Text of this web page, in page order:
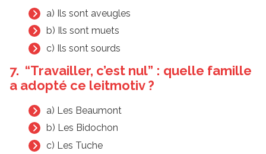
a) Ils sont aveugles
b) Ils sont muets
c) Ils sont sourds
7. “Travailler, c’est nul” : quelle famille
a adopté ce leitmotiv ?
a) Les Beaumont
b) Les Bidochon
c) Les Tuche